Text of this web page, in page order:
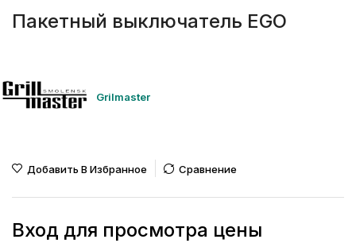
Пакетный выключатель EGO
Grilmaster
Добавить В Избранное Сравнение
Вход для просмотра цены